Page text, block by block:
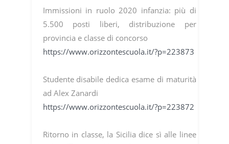
Immissioni in ruolo 2020 infanzia: più di
5.500 posti liberi, distribuzione per
provincia e classe di concorso
https://www.orizzontescuola.it/?p=223873
Studente disabile dedica esame di maturità
ad Alex Zanardi
https://www.orizzontescuola.it/?p=223872
Ritorno in classe, la Sicilia dice sì alle linee